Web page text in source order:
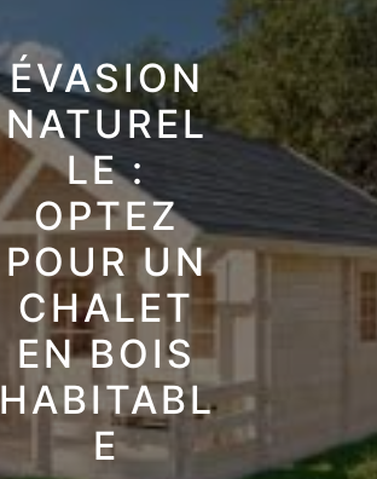
ÉVASION
NATUREL
LE :
OPTEZ
POUR UN
CHALET
EN BOIS
HABITABL
E